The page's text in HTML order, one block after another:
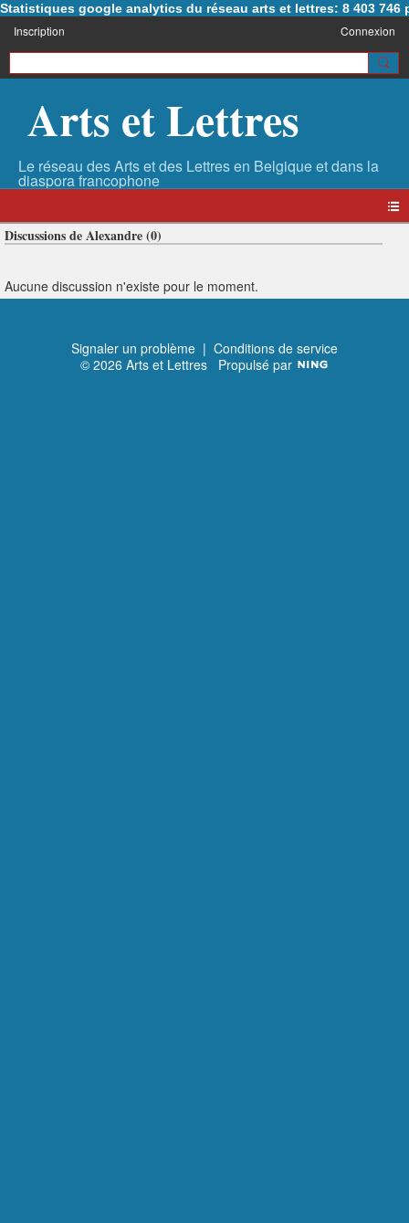
Statistiques google analytics du réseau arts et lettres: 8 403 746
Inscription Connexion
Arts et Lettres
Discussions de Alexandre (0)
Aucune discussion n'existe pour le moment.
Signaler un problème | Conditions de service
© 2026 Arts et Lettres Propulsé par